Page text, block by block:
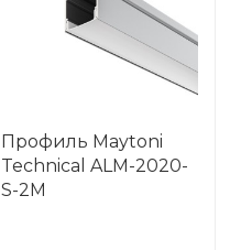
Профиль Maytoni
Technical ALM-2020-
S-2M